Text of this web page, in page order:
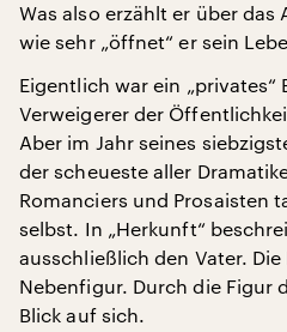
Was also erzählt er über
wie sehr „öffnet“ er sein
Eigentlich war ein „privates“
Verweigerer der
Aber im Jahr seines
der scheueste aller
Romanciers und Prosaisten
selbst. In „Herkunft“
ausschließlich den Vater.
Nebenfigur. Durch die Figur
Blick auf sich.